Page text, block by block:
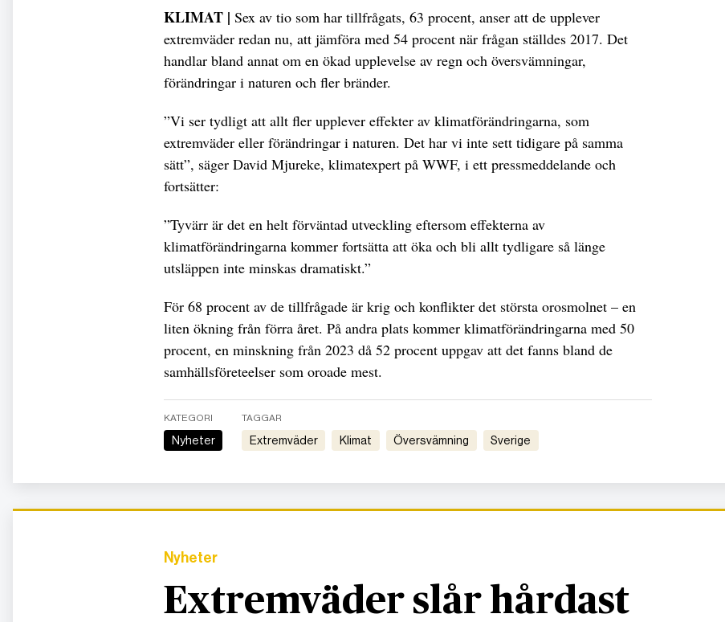
KLIMAT | Sex av tio som har tillfrågats, 63 procent, anser att de upplever
extremväder redan nu, att jämföra med 54 procent när frågan ställdes 2017. Det
handlar bland annat om en ökad upplevelse av regn och översvämningar,
förändringar i naturen och fler bränder.
”Vi ser tydligt att allt fler upplever effekter av klimatförändringarna, som
extremväder eller förändringar i naturen. Det har vi inte sett tidigare på samma
sätt”, säger David Mjureke, klimatexpert på WWF, i ett pressmeddelande och
fortsätter:
”Tyvärr är det en helt förväntad utveckling eftersom effekterna av
klimatförändringarna kommer fortsätta att öka och bli allt tydligare så länge
utsläppen inte minskas dramatiskt.”
För 68 procent av de tillfrågade är krig och konflikter det största orosmolnet – en
liten ökning från förra året. På andra plats kommer klimatförändringarna med 50
procent, en minskning från 2023 då 52 procent uppgav att det fanns bland de
samhällsföreteelser som oroade mest.
KATEGORI
Nyheter
TAGGAR
extremväder Klimat översvämning Sverige
Nyheter
Extremväder slår hårdast